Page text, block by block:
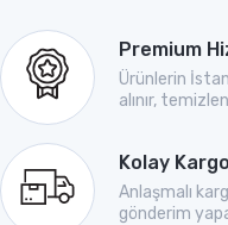
Premium
Ürünlerin
alınır,
Kolay Kargo
Anlaşmalı
gönderim